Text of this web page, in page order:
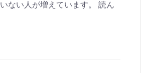
ない人が増えています。 読ん